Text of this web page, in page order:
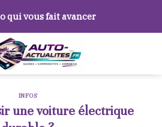
qui vous fait avancer
INFOS
une voiture électrique